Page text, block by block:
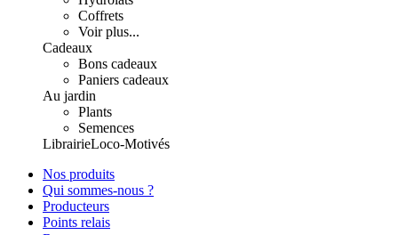
Coffrets
Voir plus...
Cadeaux
Bons cadeaux
Paniers cadeaux
Au jardin
Plants
Semences
LibrairieLoco-Motivés
Nos produits
Qui sommes-nous ?
Producteurs
Points relais